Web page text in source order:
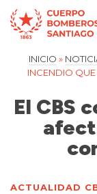
INICIO »
INCENDIO
El CBS
ACTUALIDAD